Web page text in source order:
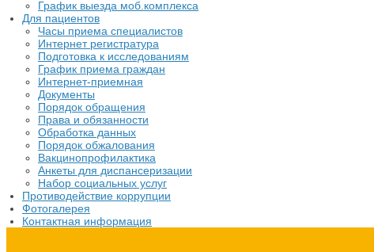
График выезда моб.комплекса
Для пациентов
Часы приема специалистов
Интернет регистратура
Подготовка к исследованиям
График приема граждан
Интернет-приемная
Документы
Порядок обращения
Права и обязанности
Обработка данных
Порядок обжалования
Вакцинопрофилактика
Анкеты для диспансеризации
Набор социальных услуг
Противодействие коррупции
Фотогалерея
Контактная информация